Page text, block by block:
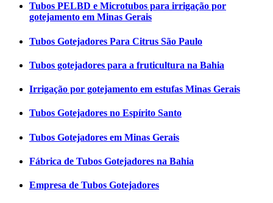
Tubos PELBD e Microtubos para irrigação por
gotejamento em Minas Gerais
Tubos Gotejadores Para Citrus São Paulo
Tubos gotejadores para a fruticultura na Bahia
Irrigação por gotejamento em estufas Minas Gerais
Tubos Gotejadores no Espírito Santo
Tubos Gotejadores em Minas Gerais
Fábrica de Tubos Gotejadores na Bahia
Empresa de Tubos Gotejadores